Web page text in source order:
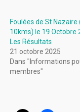
Foulées de St Nazaire
10kms) le 19 Octobre
Les Résultats
21 octobre 2025
Dans "Informations
membres"